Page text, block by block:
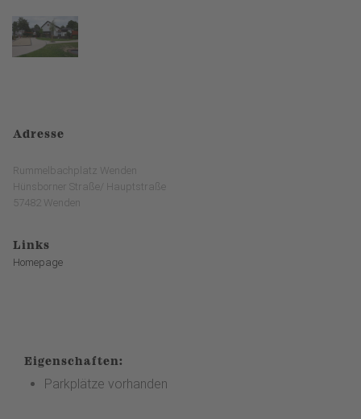
Adresse
Rummelbachplatz Wenden
Hünsborner Straße/ Hauptstraße
57482 Wenden
Links
Homepage
Eigenschaften:
Parkplätze vorhanden